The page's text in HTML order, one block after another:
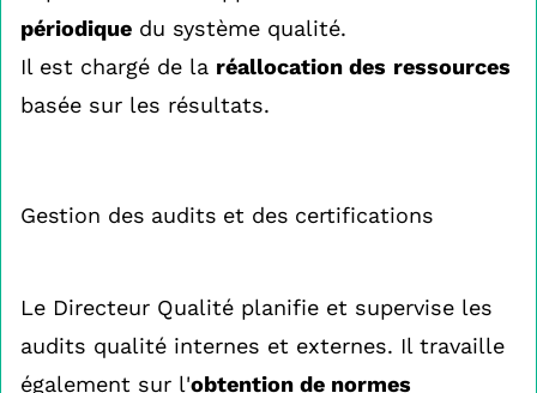
périodique du système qualité.
Il est chargé de la réallocation des ressources
basée sur les résultats.
Gestion des audits et des certifications
Le Directeur Qualité planifie et supervise les
audits qualité internes et externes. Il travaille
également sur l'obtention de normes